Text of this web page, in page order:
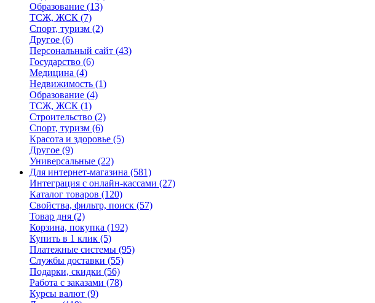
Образование (13)
ТСЖ, ЖСК (7)
Спорт, туризм (2)
Другое (6)
Персональный сайт (43)
Государство (6)
Медицина (4)
Недвижимость (1)
Образование (4)
ТСЖ, ЖСК (1)
Строительство (2)
Спорт, туризм (6)
Красота и здоровье (5)
Другое (9)
Универсальные (22)
Для интернет-магазина (581)
Интеграция с онлайн-кассами (27)
Каталог товаров (120)
Свойства, фильтр, поиск (57)
Товар дня (2)
Корзина, покупка (192)
Купить в 1 клик (5)
Платежные системы (95)
Службы доставки (55)
Подарки, скидки (56)
Работа с заказами (78)
Курсы валют (9)